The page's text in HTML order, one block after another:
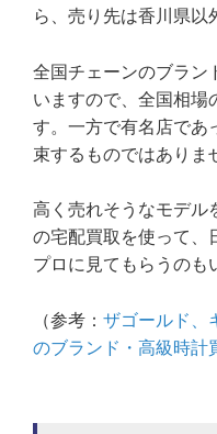
ら、売り先は香川県以
全国チェーンのブラン
いますので、全国相場
す。一方で有名店であ
束するものではありま
高く売れそうなモデル
の宅配買取を使って、
プロに見てもらうのも
（参考： ザゴールド、
のブランド・高級時計